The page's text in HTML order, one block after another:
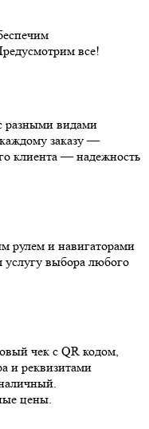
все!
разными видами
заказу —
клиента — надежность
рулем и навигаторами
выбора любого
чек с QR кодом,
и реквизитами
цены.